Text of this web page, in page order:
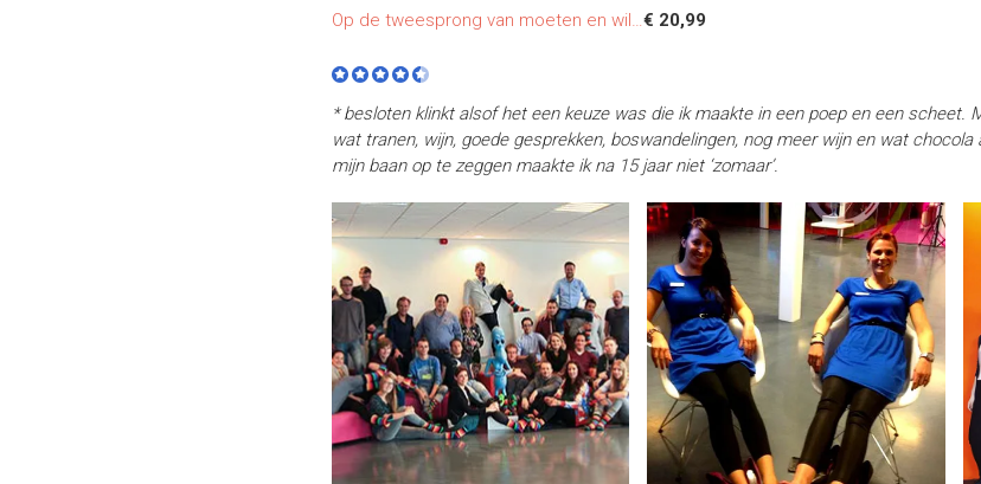
Op de tweesprong van moeten en wil…€ 20,99
* besloten klinkt alsof het een keuze was die ik maakte in een poep en een scheet.
wat tranen, wijn, goede gesprekken, boswandelingen, nog meer wijn en wat
mijn baan op te zeggen maakte ik na 15 jaar niet ‘zomaar’.